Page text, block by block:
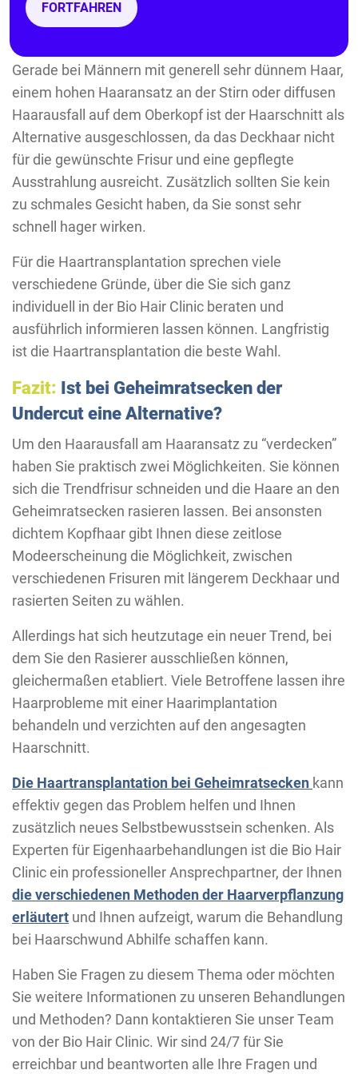
ganze Bandbreite an Männerfrisuren kommt eine
Gerade bei Männern mit generell sehr dünnem Haar,
einem hohen Haaransatz an der Stirn oder diffusen
Haarausfall auf dem Oberkopf ist der Haarschnitt als
Alternative ausgeschlossen, da das Deckhaar nicht
für die gewünschte Frisur und eine gepflegte
Ausstrahlung ausreicht. Zusätzlich sollten Sie kein
zu schmales Gesicht haben, da Sie sonst sehr
schnell hager wirken.
Für die Haartransplantation sprechen viele
verschiedene Gründe, über die Sie sich ganz
individuell in der Bio Hair Clinic beraten und
ausführlich informieren lassen können. Langfristig
ist die Haartransplantation die beste Wahl.
Fazit: Ist bei Geheimratsecken der
Undercut eine Alternative?
Um den Haarausfall am Haaransatz zu “verdecken”
haben Sie praktisch zwei Möglichkeiten. Sie können
sich die Trendfrisur schneiden und die Haare an den
Geheimratsecken rasieren lassen. Bei ansonsten
dichtem Kopfhaar gibt Ihnen diese zeitlose
Modeerscheinung die Möglichkeit, zwischen
verschiedenen Frisuren mit längerem Deckhaar und
rasierten Seiten zu wählen.
Allerdings hat sich heutzutage ein neuer Trend, bei
dem Sie den Rasierer ausschließen können,
gleichermaßen etabliert. Viele Betroffene lassen ihre
Haarprobleme mit einer Haarimplantation
behandeln und verzichten auf den angesagten
Haarschnitt.
Die Haartransplantation bei Geheimratsecken kann
effektiv gegen das Problem helfen und Ihnen
zusätzlich neues Selbstbewusstsein schenken. Als
Experten für Eigenhaarbehandlungen ist die Bio Hair
Clinic ein professioneller Ansprechpartner, der Ihnen
die verschiedenen Methoden der Haarverpflanzung
erläutert und Ihnen aufzeigt, warum die Behandlung
bei Haarschwund Abhilfe schaffen kann.
Haben Sie Fragen zu diesem Thema oder möchten
Sie weitere Informationen zu unseren Behandlungen
und Methoden? Dann kontaktieren Sie unser Team
von der Bio Hair Clinic. Wir sind 24/7 für Sie
erreichbar und beantworten alle Ihre Fragen und
FORTFAHREN